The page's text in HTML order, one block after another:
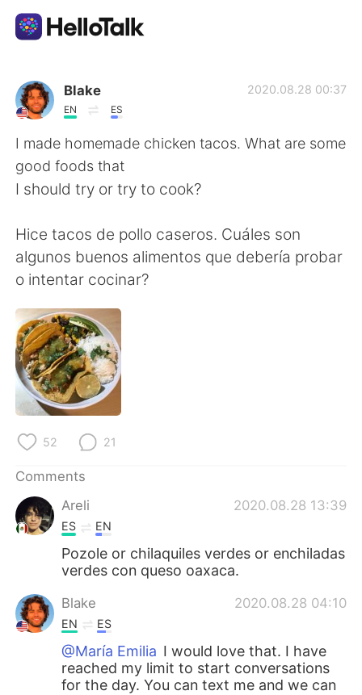
Language Exchange App
AI Grammar Checker
English
简体中文 繁體中文
Español
Français
日本語
Русский
Indonesia
Português
Blake
EN ES
2020.08.28 00:37
I made homemade chicken tacos. What are some
good foods that
I should try or try to cook?
Hice tacos de pollo caseros. Cuáles son
algunos buenos alimentos que debería probar
o intentar cocinar?
52 21
Comments
Areli
2020.08.28 13:39
ES EN
Pozole or chilaquiles verdes or enchiladas
verdes con queso oaxaca.
Blake 2020.08.28 04:10
EN ES
@María Emilia I would love that. I have
reached my limit to start conversations
for the day. You can text me and we can